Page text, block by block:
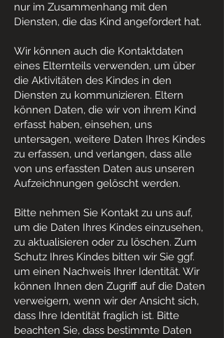
nur im Zusammenhang mit den
Diensten, die das Kind angefordert hat.
Wir können auch die Kontaktdaten
eines Elternteils verwenden, um über
die Aktivitäten des Kindes in den
Diensten zu kommunizieren. Eltern
können Daten, die wir von ihrem Kind
erfasst haben, einsehen, uns
untersagen, weitere Daten Ihres Kindes
zu erfassen, und verlangen, dass alle
von uns erfassten Daten aus unseren
Aufzeichnungen gelöscht werden.
Bitte nehmen Sie Kontakt zu uns auf,
um die Daten Ihres Kindes einzusehen,
zu aktualisieren oder zu löschen. Zum
Schutz Ihres Kindes bitten wir Sie ggf.
um einen Nachweis Ihrer Identität. Wir
können Ihnen den Zugriff auf die Daten
verweigern, wenn wir der Ansicht sich,
dass Ihre Identität fraglich ist. Bitte
beachten Sie, dass bestimmte Daten